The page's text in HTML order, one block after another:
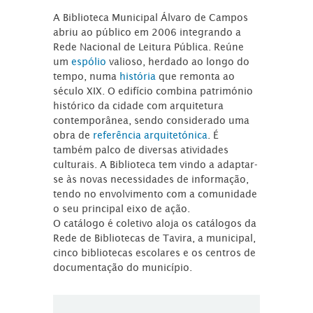
A Biblioteca Municipal Álvaro de Campos
abriu ao público em 2006 integrando a
Rede Nacional de Leitura Pública. Reúne
umespóliovalioso, herdado ao longo do
tempo, numa história que remonta ao
século XIX. O edifício combina património
histórico da cidade com arquitetura
contemporânea, sendo considerado uma
obra de referência arquitetónica . É
também palco de diversas atividades
culturais. A Biblioteca tem vindo a adaptar-
se às novas necessidades de informação,
tendo no envolvimento com a comunidade
o seu principal eixo de ação.
O catálogo é coletivo aloja os catálogos da
Rede de Bibliotecas de Tavira, a municipal,
cinco bibliotecas escolares e os centros de
documentação do município.